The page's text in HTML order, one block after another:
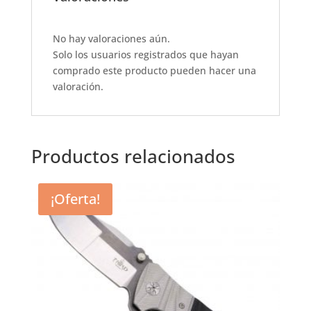
o
o
k
p
p
No hay valoraciones aún.
Solo los usuarios registrados que hayan
comprado este producto pueden hacer una
valoración.
Productos relacionados
¡Oferta!